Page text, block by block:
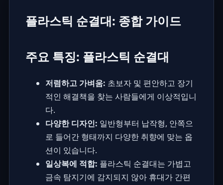
플라스틱 순결대: 종합 가이드
주요 특징: 플라스틱 순결대
저렴하고 가벼움: 초보자 및 편안하고 장기
적인 해결책을 찾는 사람들에게 이상적입니
다.
다양한 디자인: 일반형부터 납작형, 안쪽으
로 들어간 형태까지 다양한 취향에 맞는 옵
션이 있습니다.
일상복에 적합: 플라스틱 순결대는 가볍고
금속 탐지기에 감지되지 않아 휴대가 간편